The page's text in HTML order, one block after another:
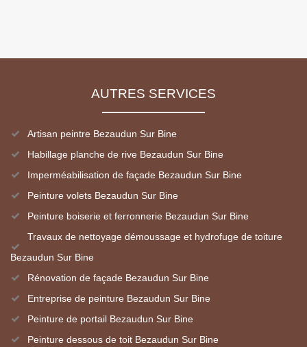
AUTRES SERVICES
Artisan peintre Bezaudun Sur Bine
Habillage planche de rive Bezaudun Sur Bine
Imperméabilisation de façade Bezaudun Sur Bine
Peinture volets Bezaudun Sur Bine
Peinture boiserie et ferronnerie Bezaudun Sur Bine
Travaux de nettoyage démoussage et hydrofuge de toiture
Bezaudun Sur Bine
Rénovation de façade Bezaudun Sur Bine
Entreprise de peinture Bezaudun Sur Bine
Peinture de portail Bezaudun Sur Bine
Peinture dessous de toit Bezaudun Sur Bine